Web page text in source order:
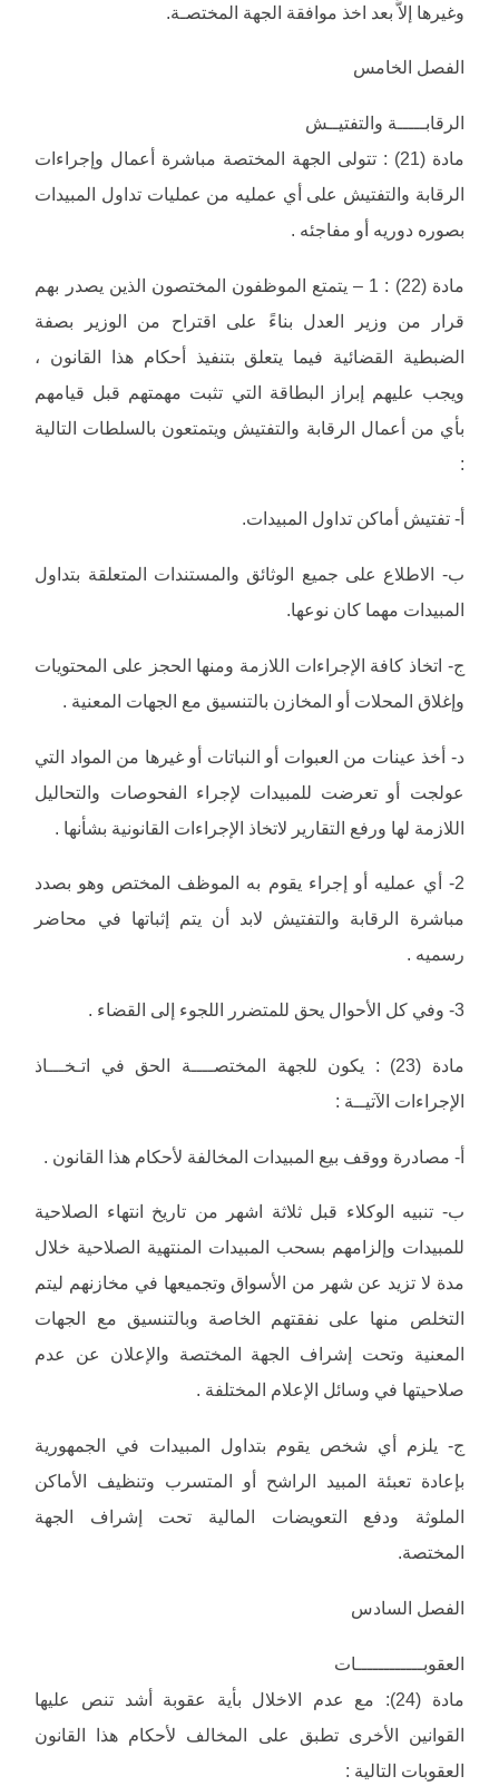
وغيرها إلاَّ بعد اخذ موافقة الجهة المختصـة.
الفصل الخامس
الرقابـــــة والتفتيــش
مادة (21) : تتولى الجهة المختصة مباشرة أعمال وإجراءات
الرقابة والتفتيش على أي عمليه من عمليات تداول المبيدات
بصوره دوريه أو مفاجئه .
مادة (22) : 1 – يتمتع الموظفون المختصون الذين يصدر بهم
قرار من وزير العدل بناءً على اقتراح من الوزير بصفة
الضبطية القضائية فيما يتعلق بتنفيذ أحكام هذا القانون ،
ويجب عليهم إبراز البطاقة التي تثبت مهمتهم قبل قيامهم
بأي من أعمال الرقابة والتفتيش ويتمتعون بالسلطات التالية
:
‌أ- تفتيش أماكن تداول المبيدات.
‌ب- الاطلاع على جميع الوثائق والمستندات المتعلقة بتداول
المبيدات مهما كان نوعها.
‌ج- اتخاذ كافة الإجراءات اللازمة ومنها الحجز على المحتويات
وإغلاق المحلات أو المخازن بالتنسيق مع الجهات المعنية .
‌د- أخذ عينات من العبوات أو النباتات أو غيرها من المواد التي
عولجت أو تعرضت للمبيدات لإجراء الفحوصات والتحاليل
اللازمة لها ورفع التقارير لاتخاذ الإجراءات القانونية بشأنها .
2- أي عمليه أو إجراء يقوم به الموظف المختص وهو بصدد
مباشرة الرقابة والتفتيش لابد أن يتم إثباتها في محاضر
رسميه .
3- وفي كل الأحوال يحق للمتضرر اللجوء إلى القضاء .
مادة (23) : يكون للجهة المختصــــة الحق في اتـخـــاذ
الإجراءات الآتيــة :
‌أ- مصادرة ووقف بيع المبيدات المخالفة لأحكام هذا القانون .
‌ب- تنبيه الوكلاء قبل ثلاثة اشهر من تاريخ انتهاء الصلاحية
للمبيدات وإلزامهم بسحب المبيدات المنتهية الصلاحية خلال
مدة لا تزيد عن شهر من الأسواق وتجميعها في مخازنهم ليتم
التخلص منها على نفقتهم الخاصة وبالتنسيق مع الجهات
المعنية وتحت إشراف الجهة المختصة والإعلان عن عدم
صلاحيتها في وسائل الإعلام المختلفة .
‌ج- يلزم أي شخص يقوم بتداول المبيدات في الجمهورية
بإعادة تعبئة المبيد الراشح أو المتسرب وتنظيف الأماكن
الملوثة ودفع التعويضات المالية تحت إشراف الجهة
المختصة.
الفصل السادس
العقوبــــــــــــات
مادة (24): مع عدم الاخلال بأية عقوبة أشد تنص عليها
القوانين الأخرى تطبق على المخالف لأحكام هذا القانون
العقوبات التالية :